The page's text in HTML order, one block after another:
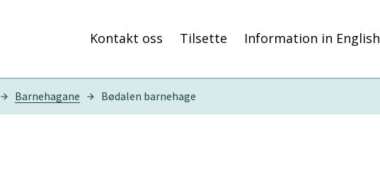
Kontakt oss Tilsette Information in English
Barnehagane Bødalen barnehage